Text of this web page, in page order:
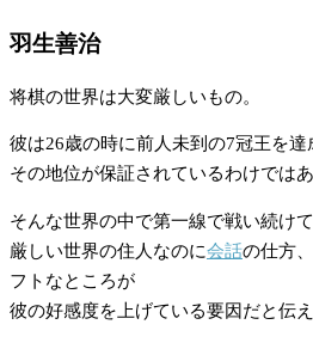
羽生善治
将棋の世界は大変厳しいもの。
彼は26歳の時に前人未到の7冠王を達
その地位が保証されているわけではあ
そんな世界の中で第一線で戦い続け
厳しい世界の住人なのに会話の仕方
フトなところが
彼の好感度を上げている要因だと伝え